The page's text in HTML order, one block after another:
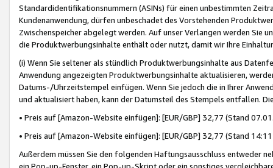
Standardidentifikationsnummern (ASINs) für einen unbestimmten
Kundenanwendung, dürfen unbeschadet des Vorstehenden
Zwischenspeicher abgelegt werden. Auf unser Verlangen werden Sie
die Produktwerbungsinhalte enthält oder nutzt, damit wir Ihre
(i) Wenn Sie seltener als stündlich Produktwerbungsinhalte aus
Anwendung angezeigten Produktwerbungsinhalte aktualisieren,
Datums-/Uhrzeitstempel einfügen. Wenn Sie jedoch die in Ihrer
und aktualisiert haben, kann der Datumsteil des Stempels entfallen.
• Preis auf [Amazon-Website einfügen]: [EUR/GBP] 32,77 (Stand
• Preis auf [Amazon-Website einfügen]: [EUR/GBP] 32,77 (Stand
Außerdem müssen Sie den folgenden Haftungsausschluss entweder
ein Pop-up-Fenster, ein Pop-up-Skript oder ein sonstiges